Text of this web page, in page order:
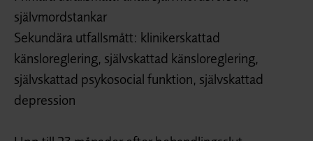
självmordstankar
Sekundära utfallsmått: klinikerskattad
känsloreglering, självskattad känsloreglering,
självskattad psykosocial funktion, självskattad
depression